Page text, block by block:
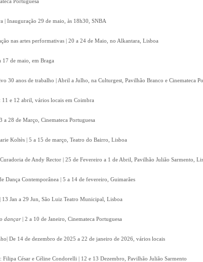
| Inauguração 29 de maio, às 18h30, SNBA
nas artes performativas | 20 a 24 de Maio, no Alkantara, Lisboa
17 de maio, em Braga
30 anos de trabalho | Abril a Julho, na Culturgest, Pavilhão Branco e Cinemateca
e 12 abril, vários locais em Coimbra
a 28 de Março, Cinemateca Portuguesa
Koltès | 5 a 15 de março, Teatro do Bairro, Lisboa
, Curadoria de Andy Rector | 25 de Fevereiro a 1 de Abril, Pavilhão Julião Sarmento,
Dança Contemporânea | 5 a 14 de fevereiro, Guimarães
| 13 Jan a 29 Jun, São Luiz Teatro Municipal, Lisboa
dançar| 2 a 10 de Janeiro, Cinemateca Portuguesa
De 14 de dezembro de 2025 a 22 de janeiro de 2026, vários locais
: Filipa César e Céline Condorelli | 12 e 13 Dezembro, Pavilhão Julião Sarmento